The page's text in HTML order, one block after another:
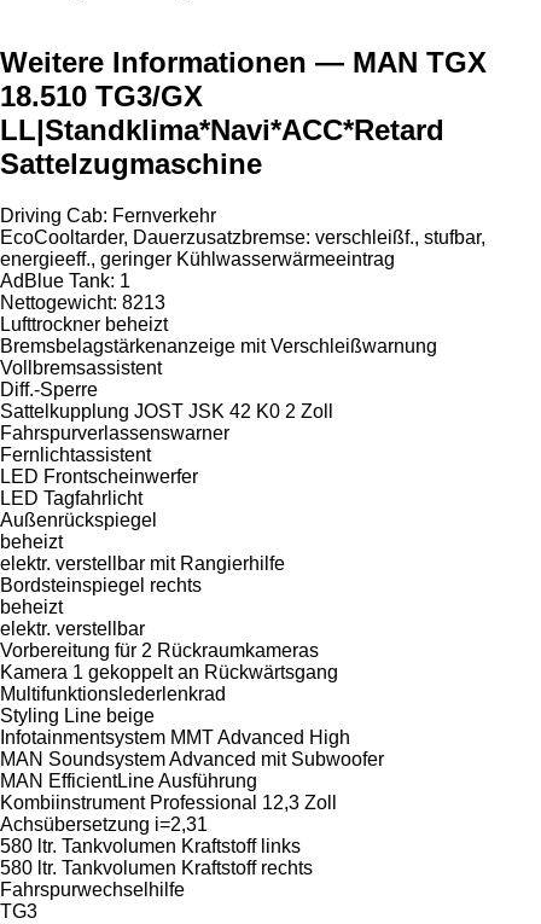
Weitere Informationen — MAN TGX
18.510 TG3/GX
LL|Standklima*Navi*ACC*Retard
Sattelzugmaschine
Driving Cab: Fernverkehr
EcoCooltarder, Dauerzusatzbremse: verschleißf., stufbar,
energieeff., geringer Kühlwasserwärmeeintrag
AdBlue Tank: 1
Nettogewicht: 8213
Lufttrockner beheizt
Bremsbelagstärkenanzeige mit Verschleißwarnung
Vollbremsassistent
Diff.-Sperre
Sattelkupplung JOST JSK 42 K0 2 Zoll
Fahrspurverlassenswarner
Fernlichtassistent
LED Frontscheinwerfer
LED Tagfahrlicht
Außenrückspiegel
beheizt
elektr. verstellbar mit Rangierhilfe
Bordsteinspiegel rechts
beheizt
elektr. verstellbar
Vorbereitung für 2 Rückraumkameras
Kamera 1 gekoppelt an Rückwärtsgang
Multifunktionslederlenkrad
Styling Line beige
Infotainmentsystem MMT Advanced High
MAN Soundsystem Advanced mit Subwoofer
MAN EfficientLine Ausführung
Kombiinstrument Professional 12,3 Zoll
Achsübersetzung i=2,31
580 ltr. Tankvolumen Kraftstoff links
580 ltr. Tankvolumen Kraftstoff rechts
Fahrspurwechselhilfe
TG3